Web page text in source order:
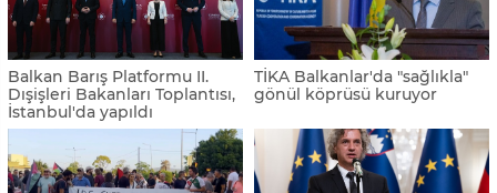
Balkan Barış Platformu II.
Dışişleri Bakanları Toplantısı,
İstanbul'da yapıldı
TİKA Balkanlar'da "sağlıkla"
gönül köprüsü kuruyor